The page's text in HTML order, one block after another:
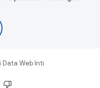
Data Web Inti